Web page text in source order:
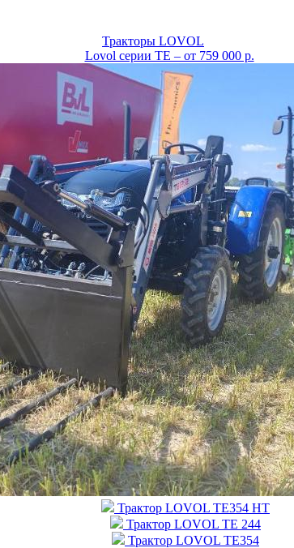
Тракторы LOVOL
Lovol серии TE – от 759 000 р.
Трактор LOVOL TE354 НТ
Трактор LOVOL TЕ 244
Трактор LOVOL TE354